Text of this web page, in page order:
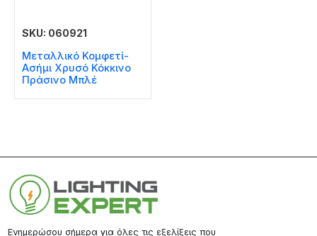
SKU: 060921
Μεταλλικό Κομφετί-
Ασήμι Χρυσό Κόκκινο
Πράσινο Μπλέ
Ενημερώσου σήμερα για όλες τις εξελίξεις που